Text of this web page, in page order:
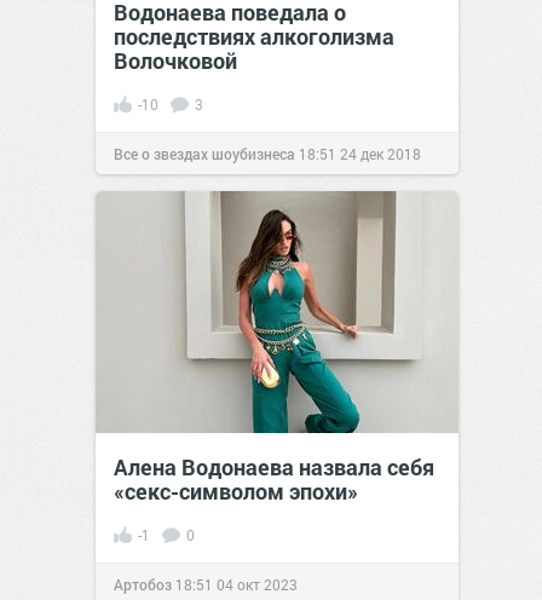
Водонаева поведала о
последствиях алкоголизма
Волочковой
-10 3
Все о звездах шоубизнеса 18:51 24 дек 2018
Алена Водонаева назвала себя
«секс-символом эпохи»
-1 0
Артобоз 18:51 04 окт 2023